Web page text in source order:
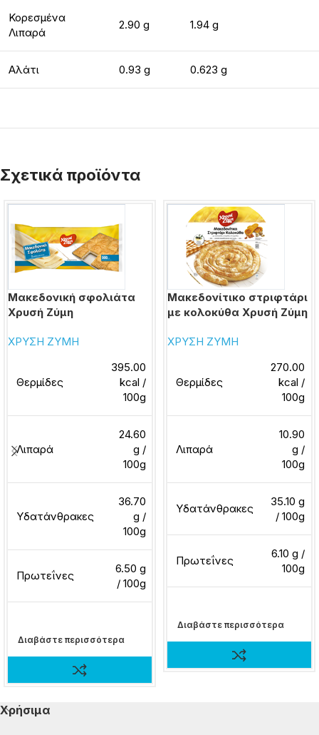
Κορεσμένα
Λιπαρά
2.90 g 1.94 g
Αλάτι 0.93 g 0.623 g
Σχετικά προϊόντα
Μακεδονική σφολιάτα
Χρυσή Ζύμη
ΧΡΥΣΗ ΖΥΜΗ
Θερμίδες
395.00
kcal /
100g
Λιπαρά
24.60
g /
100g
Υδατάνθρακες
36.70
g /
100g
Πρωτεΐνες
6.50 g
/ 100g
Διαβάστε περισσότερα
Μακεδονίτικο στριφτάρι
με κολοκύθα Χρυσή Ζύμη
ΧΡΥΣΗ ΖΥΜΗ
Θερμίδες
270.00
kcal /
100g
Λιπαρά
10.90
g /
100g
Υδατάνθρακες
35.10 g
/ 100g
Πρωτεΐνες
6.10 g /
100g
Διαβάστε περισσότερα
Χρήσιμα